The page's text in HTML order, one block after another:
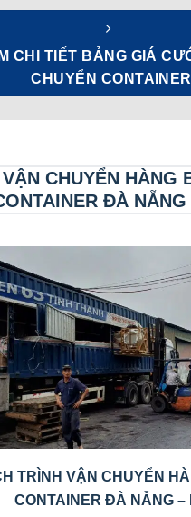
CHI TIẾT BẢNG GIÁ
CHUYỂN CONTAINER
VẬN CHUYỂN HÀNG
ĐÀ NẴNG
TRÌNH VẬN CHUYỂN
CONTAINER ĐÀ NẴNG –